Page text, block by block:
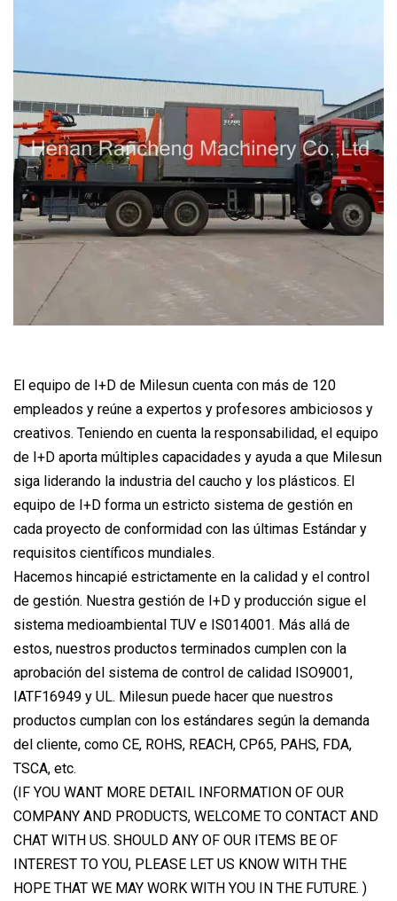
El equipo de I+D de Milesun cuenta con más de 120
empleados y reúne a expertos y profesores ambiciosos y
creativos. Teniendo en cuenta la responsabilidad, el equipo
de I+D aporta múltiples capacidades y ayuda a que Milesun
siga liderando la industria del caucho y los plásticos. El
equipo de I+D forma un estricto sistema de gestión en
cada proyecto de conformidad con las últimas Estándar y
requisitos científicos mundiales.
Hacemos hincapié estrictamente en la calidad y el control
de gestión. Nuestra gestión de I+D y producción sigue el
sistema medioambiental TUV e IS014001. Más allá de
estos, nuestros productos terminados cumplen con la
aprobación del sistema de control de calidad ISO9001,
IATF16949 y UL. Milesun puede hacer que nuestros
productos cumplan con los estándares según la demanda
del cliente, como CE, ROHS, REACH, CP65, PAHS, FDA,
TSCA, etc.
(IF YOU WANT MORE DETAIL INFORMATION OF OUR
COMPANY AND PRODUCTS, WELCOME TO CONTACT AND
CHAT WITH US. SHOULD ANY OF OUR ITEMS BE OF
INTEREST TO YOU, PLEASE LET US KNOW WITH THE
HOPE THAT WE MAY WORK WITH YOU IN THE FUTURE. )